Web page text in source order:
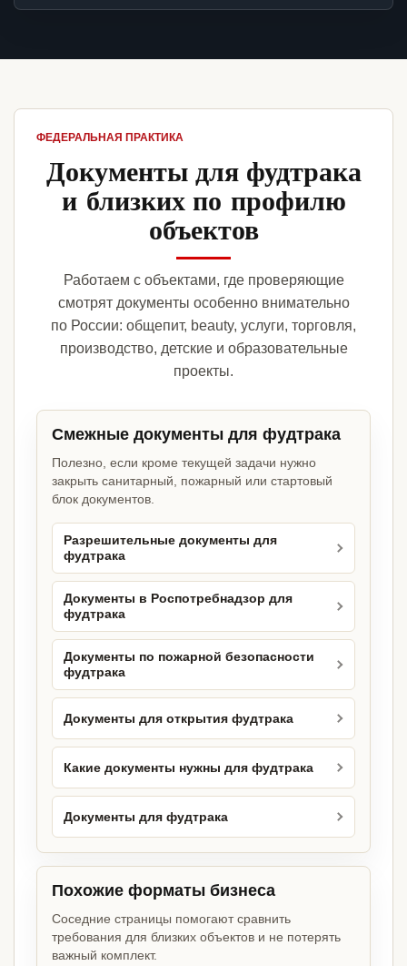
ФЕДЕРАЛЬНАЯ ПРАКТИКА
Документы для фудтрака
и близких по профилю
объектов
Работаем с объектами, где проверяющие
смотрят документы особенно внимательно
по России: общепит, beauty, услуги, торговля,
производство, детские и образовательные
проекты.
Смежные документы для фудтрака
Полезно, если кроме текущей задачи нужно
закрыть санитарный, пожарный или стартовый
блок документов.
Разрешительные документы для
фудтрака
Документы в Роспотребнадзор для
фудтрака
Документы по пожарной безопасности
фудтрака
Документы для открытия фудтрака
Какие документы нужны для фудтрака
Документы для фудтрака
Похожие форматы бизнеса
Соседние страницы помогают сравнить
требования для близких объектов и не потерять
важный комплект.